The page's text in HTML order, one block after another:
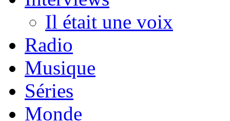
Il était une voix
Radio
Musique
Séries
Monde